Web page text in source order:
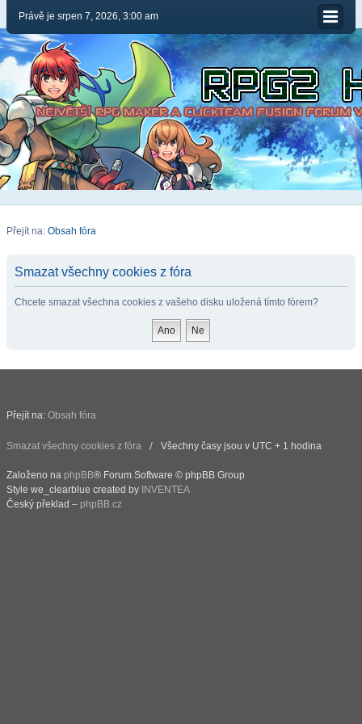
Právě je srpen 7, 2026, 3:00 am
Přejít na: Obsah fóra
Smazat všechny cookies z fóra
Chcete smazat všechna cookies z vašeho disku uložená tímto fórem?
Přejít na: Obsah fóra
Smazat všechny cookies z fóra Všechny časy jsou v UTC + 1 hodina
Založeno na phpBB® Forum Software © phpBB Group
Style we_clearblue created by INVENTEA
Český překlad – phpBB.cz